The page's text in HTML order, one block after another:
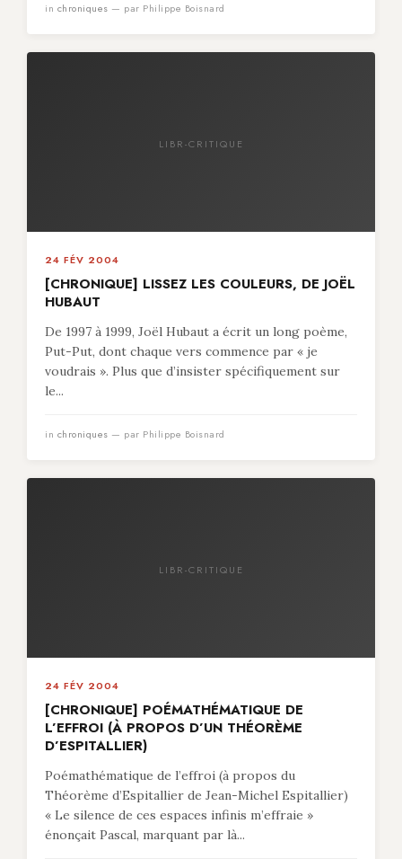
in chroniques — par Philippe Boisnard
LIBR-CRITIQUE
24 FÉV 2004
[CHRONIQUE] LISSEZ LES COULEURS, DE JOËL
HUBAUT
De 1997 à 1999, Joël Hubaut a écrit un long poème,
Put-Put, dont chaque vers commence par « je
voudrais ». Plus que d’insister spécifiquement sur
le...
in chroniques — par Philippe Boisnard
LIBR-CRITIQUE
24 FÉV 2004
[CHRONIQUE] POÉMATHÉMATIQUE DE
L’EFFROI (À PROPOS D’UN THÉORÈME
D’ESPITALLIER)
Poémathématique de l’effroi (à propos du
Théorème d’Espitallier de Jean-Michel Espitallier)
« Le silence de ces espaces infinis m’effraie »
énonçait Pascal, marquant par là...